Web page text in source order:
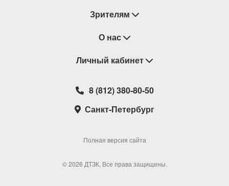
Зрителям
Восстановление билетов
Замена / Отмена / Перенос мероприятий
Возврат билетов
Новости
О нас
О компании
Театральные кассы
Наши партнеры
Школьная программа
Личный кабинет
Избранное
8 (812) 380-80-50
Санкт-Петербург
Полная версия сайта
© 2026 ДТЗК, Все права защищены.